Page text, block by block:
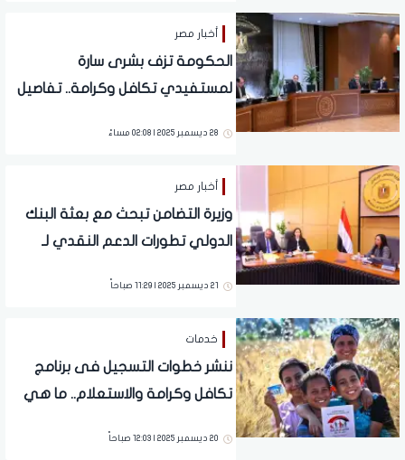
أخبار مصر
الحكومة تزف بشرى سارة
لمستفيدي تكافل وكرامة.. تفاصيل
28 ديسمبر 2025 | 02:08 مساءً
أخبار مصر
وزيرة التضامن تبحث مع بعثة البنك
الدولي تطورات الدعم النقدي لـ
21 ديسمبر 2025 | 11:29 صباحاً
خدمات
ننشر خطوات التسجيل فى برنامج
تكافل وكرامة والاستعلام.. ما هي
20 ديسمبر 2025 | 12:03 صباحاً